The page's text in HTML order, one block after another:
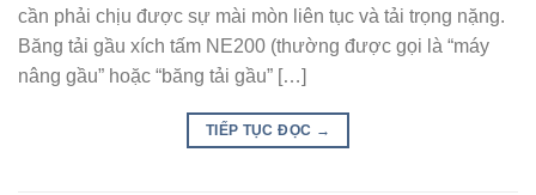
cần phải chịu được sự mài mòn liên tục và tải trọng nặng.
Băng tải gầu xích tấm NE200 (thường được gọi là “máy
nâng gầu” hoặc “băng tải gầu” […]
TIẾP TỤC ĐỌC →